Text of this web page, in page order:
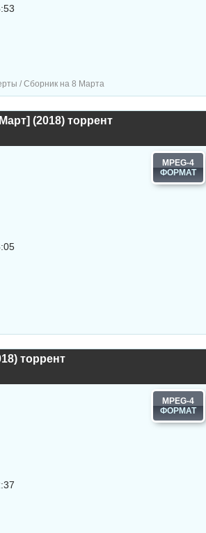
/ Сборник на 8 Марта
(2018) торрент
MPEG-4
торрент
MPEG-4